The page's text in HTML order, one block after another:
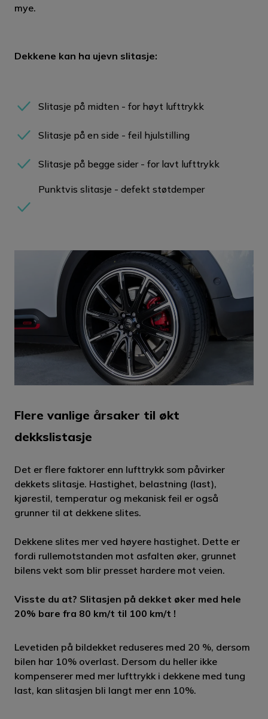
mye.
Dekkene kan ha ujevn slitasje:
Slitasje på midten - for høyt lufttrykk
Slitasje på en side - feil hjulstilling
Slitasje på begge sider - for lavt lufttrykk
Punktvis slitasje - defekt støtdemper
Flere vanlige årsaker til økt
dekkslistasje
Det er flere faktorer enn lufttrykk som påvirker
dekkets slitasje. Hastighet, belastning (last),
kjørestil, temperatur og mekanisk feil er også
grunner til at dekkene slites.
Dekkene slites mer ved høyere hastighet. Dette er
fordi rullemotstanden mot asfalten øker, grunnet
bilens vekt som blir presset hardere mot veien.
Visste du at? Slitasjen på dekket øker med hele
20% bare fra 80 km/t til 100 km/t !
Levetiden på bildekket reduseres med 20 %, dersom
bilen har 10% overlast. Dersom du heller ikke
kompenserer med mer lufttrykk i dekkene med tung
last, kan slitasjen bli langt mer enn 10%.